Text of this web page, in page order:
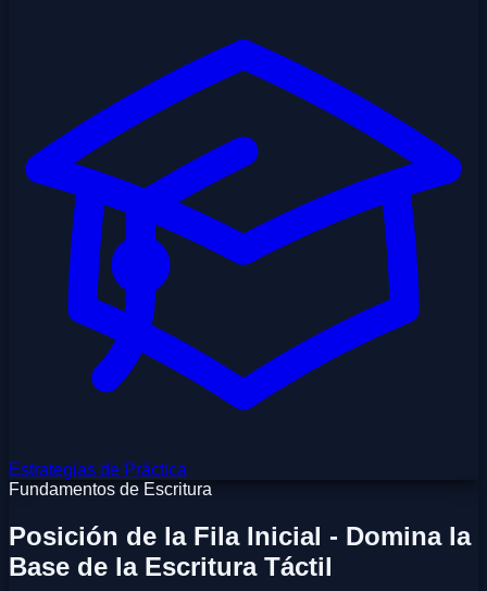
Estrategias de Práctica
Fundamentos de Escritura
Posición de la Fila Inicial - Domina la
Base de la Escritura Táctil